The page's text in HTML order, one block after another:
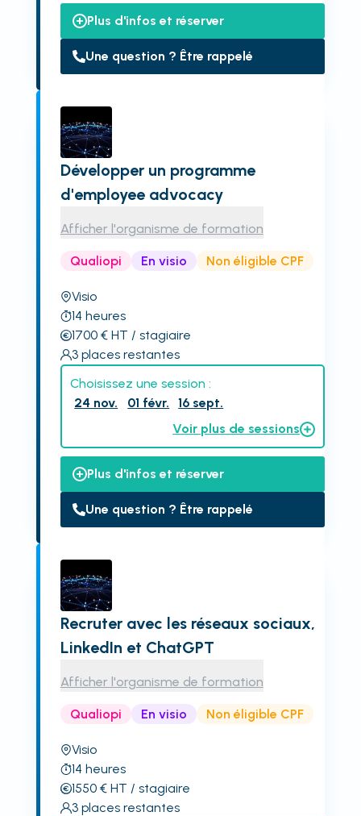
Plus d'infos et réserver
Une question ? Être rappelé
Développer un programme
d'employee advocacy
Afficher l'organisme de formation
Qualiopi En visio Non éligible CPF
Visio
14 heures
1700€ HT / stagiaire
3 places restantes
Choisissez une session :
24 nov.
01 févr.
16 sept.
Voir plus de sessions
Plus d'infos et réserver
Une question ? Être rappelé
Recruter avec les réseaux sociaux,
LinkedIn et ChatGPT
Afficher l'organisme de formation
Qualiopi En visio Non éligible CPF
Visio
14 heures
1550€ HT / stagiaire
3 places restantes